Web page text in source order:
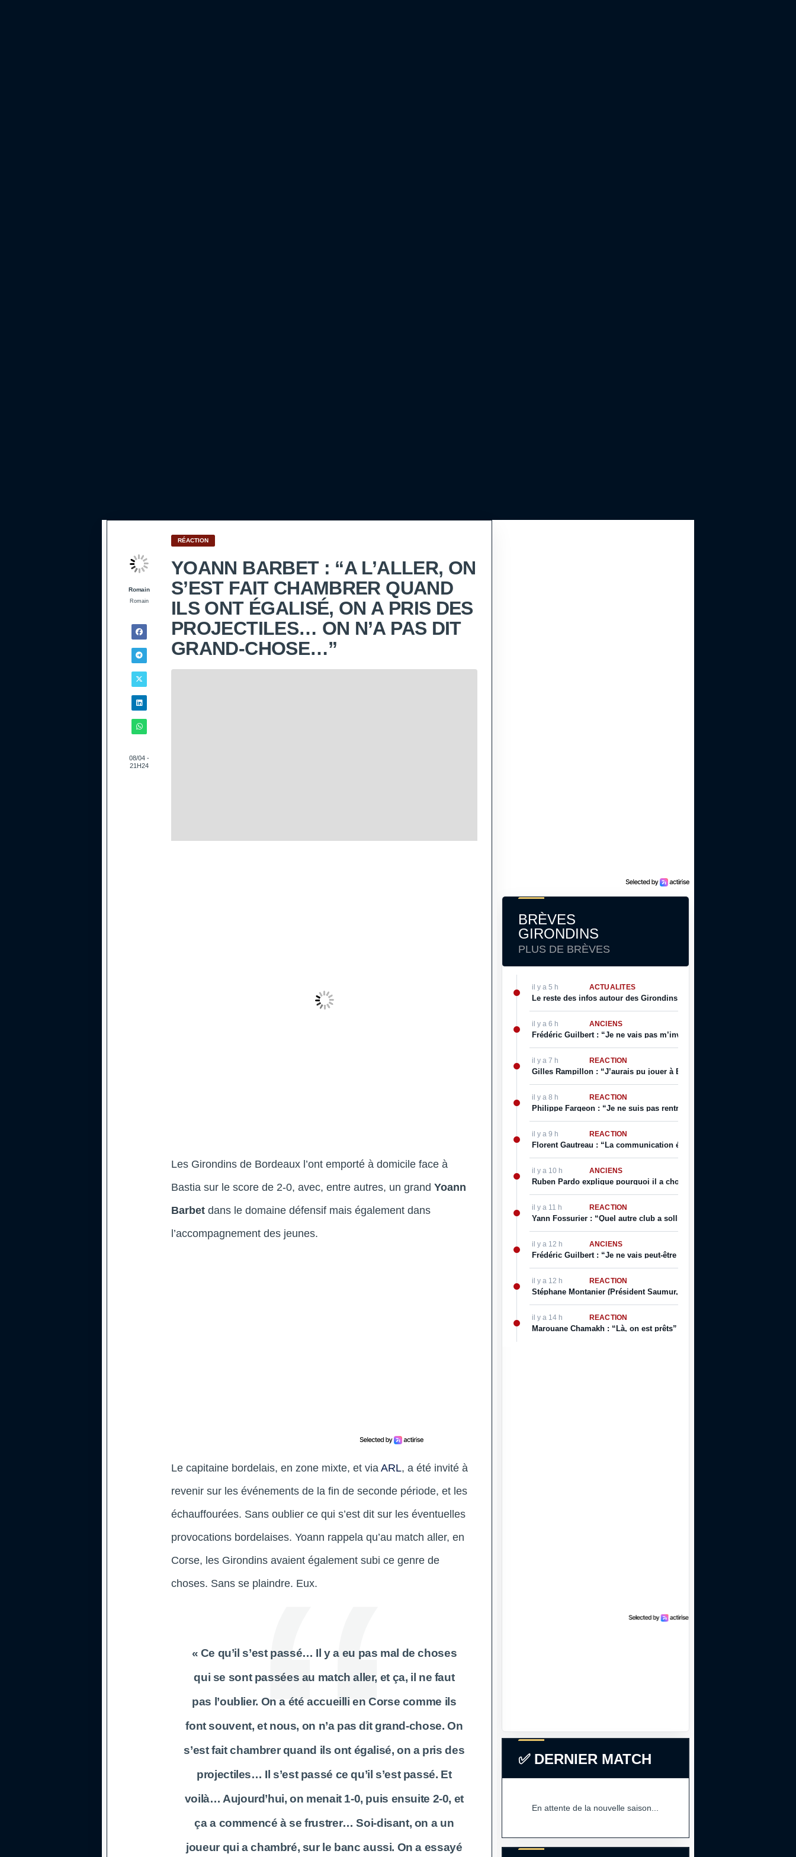
Romain
Romain
08/04 -
21H24
RÉACTION
YOANN BARBET : “A L’ALLER, ON
S’EST FAIT CHAMBRER QUAND
ILS ONT ÉGALISÉ, ON A PRIS DES
PROJECTILES… ON N’A PAS DIT
GRAND-CHOSE…”
Les Girondins de Bordeaux l’ont emporté à domicile face à
Bastia sur le score de 2-0, avec, entre autres, un grand Yoann
Barbet dans le domaine défensif mais également dans
l’accompagnement des jeunes.
Le capitaine bordelais, en zone mixte, et via ARL, a été invité à
revenir sur les événements de la fin de seconde période, et les
échauffourées. Sans oublier ce qui s’est dit sur les éventuelles
provocations bordelaises. Yoann rappela qu’au match aller, en
Corse, les Girondins avaient également subi ce genre de
choses. Sans se plaindre. Eux.
« Ce qu’il s’est passé… Il y a eu pas mal de choses
qui se sont passées au match aller, et ça, il ne faut
pas l’oublier. On a été accueilli en Corse comme ils
font souvent, et nous, on n’a pas dit grand-chose. On
s’est fait chambrer quand ils ont égalisé, on a pris des
projectiles… Il s’est passé ce qu’il s’est passé. Et
voilà… Aujourd’hui, on menait 1-0, puis ensuite 2-0, et
ça a commencé à se frustrer… Soi-disant, on a un
joueur qui a chambré, sur le banc aussi. On a essayé
BRÈVES
GIRONDINS
PLUS DE BRÈVES
il y a 5 h ACTUALITÉS
Le reste des infos autour des Girondins (Pochettino prolonge,
il y a 6 h ANCIENS
Frédéric Guilbert : “Je ne vais pas m’inventer une vie. J’ai toujours
il y a 7 h RÉACTION
Gilles Rampillon : “J’aurais pu jouer à Bordeaux, j’aurais pu jouer à
il y a 8 h RÉACTION
Philippe Fargeon : “Je ne suis pas rentré. Devant mon public. Ça,
il y a 9 h RÉACTION
Florent Gautreau : “La communication était assez bonne de la part des
il y a 10 h ANCIENS
Ruben Pardo explique pourquoi il a choisi de quitter Bordeaux
il y a 11 h RÉACTION
Yann Fossurier : “Quel autre club a sollicité deux fois un arbitrage du
il y a 12 h ANCIENS
Frédéric Guilbert : “Je ne vais peut-être pas me faire des amis partout
il y a 12 h RÉACTION
Stéphane Montanier (Président Saumur, repêché 3 fois de suite) :
il y a 14 h RÉACTION
Marouane Chamakh : “Là, on est prêts”
✅ DERNIER MATCH
En attente de la nouvelle saison...